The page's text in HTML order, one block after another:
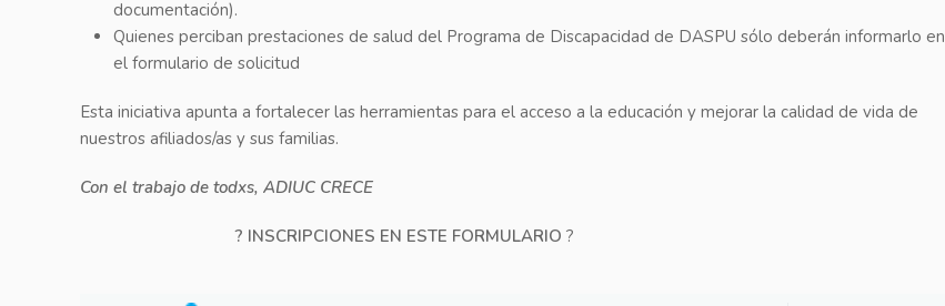
documentación).
Quienes perciban prestaciones de salud del Programa de Discapacidad de DASPU sólo deberán informarlo en
el formulario de solicitud
Esta iniciativa apunta a fortalecer las herramientas para el acceso a la educación y mejorar la calidad de vida de
nuestros afiliados/as y sus familias.
Con el trabajo de todxs, ADIUC CRECE
? INSCRIPCIONES EN ESTE FORMULARIO ?